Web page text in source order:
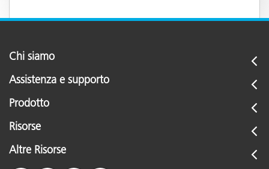
Chi siamo
Assistenza e supporto
Prodotto
Risorse
Altre Risorse